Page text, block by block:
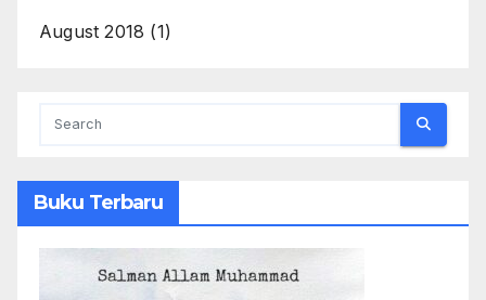
August 2018 (1)
Buku Terbaru